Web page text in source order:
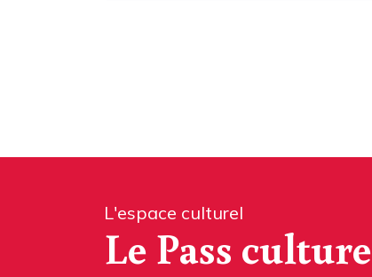
L'espace culturel
Le Pass culture